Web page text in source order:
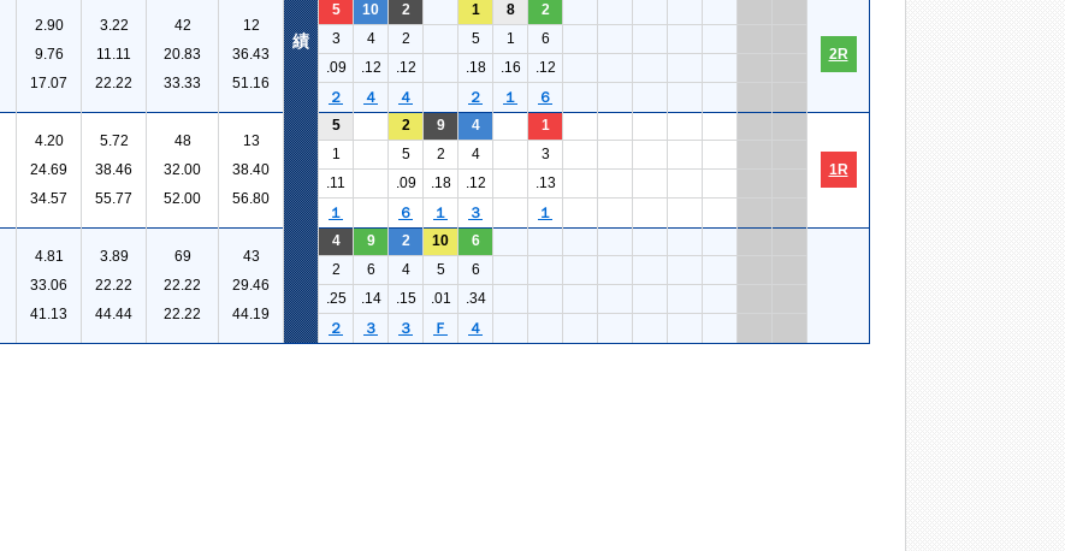
2.90
9.76
17.07
3.22
11.11
22.22
42
20.83
33.33
12
36.43
51.16
5 10 2 1 8 2
2R
3 4 2 5 1
6
.09
.12 .12 .18 .16
.12
２
４ ４ ２ １ ６
4.20
24.69
34.57
5.72
38.46
55.77
48
32.00
52.00
13
38.40
56.80
5 2 9 4 1
1R
1 5 2 4
3
.11
.09 .18 .12
.13
１
６ １ ３ １
4.81
33.06
41.13
3.89
22.22
44.44
69
22.22
22.22
43
29.46
44.19
4 9 2 10
6
2
6 4 5
6
.25
.14 .15 .01
.34
２
３ ３ Ｆ ４
績